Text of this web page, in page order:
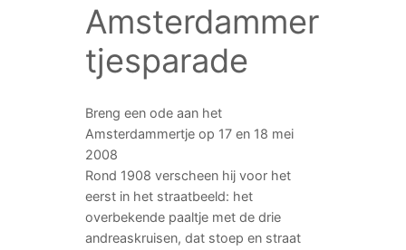
Amsterdammer
tjesparade
Breng een ode aan het
Amsterdammertje op 17 en 18 mei
2008
Rond 1908 verscheen hij voor het
eerst in het straatbeeld: het
overbekende paaltje met de drie
andreaskruisen, dat stoep en straat